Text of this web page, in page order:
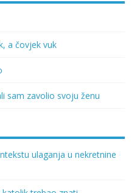
a čovjek vuk
sam zavolio svoju ženu
ulaganja u nekretnine